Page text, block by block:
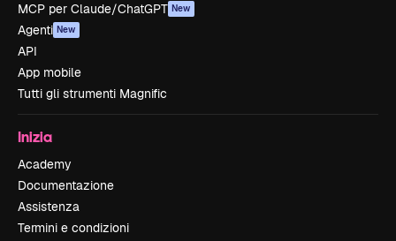
MCP per Claude/ChatGPT New
Agenti New
API
App mobile
Tutti gli strumenti Magnific
Inizia
Academy
Documentazione
Assistenza
Termini e condizioni